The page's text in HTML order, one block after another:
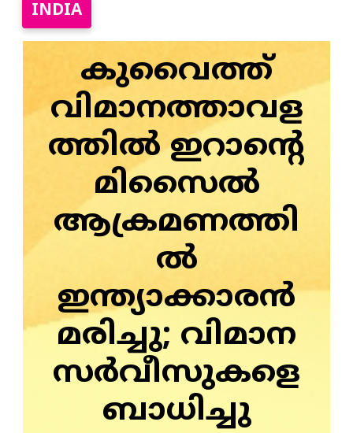
INDIA
കുവൈത്ത്
വിമാനത്താവള
ത്തില്‍ ഇറാന്റെ
മിസൈല്‍
ആക്രമണത്തി
ല്‍
ഇന്ത്യാക്കാരൻ
മരിച്ചു; വിമാന
സര്‍വീസുകളെ
ബാധിച്ചു